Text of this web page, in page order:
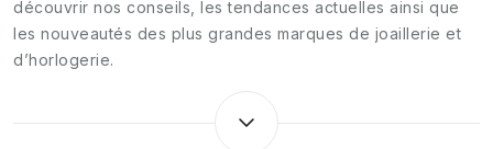
découvrir nos conseils, les tendances actuelles ainsi que
les nouveautés des plus grandes marques de joaillerie et
d’horlogerie.